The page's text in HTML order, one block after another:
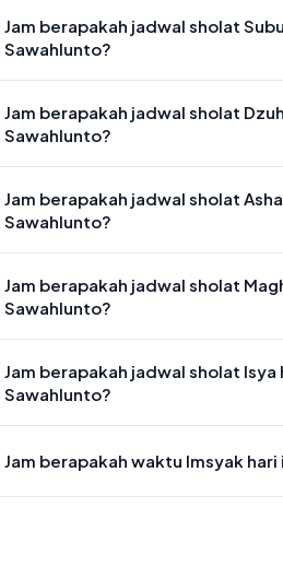
Jam berapakah jadwal sholat
Sawahlunto?
Jam berapakah jadwal sholat
Sawahlunto?
Jam berapakah jadwal sholat
Sawahlunto?
Jam berapakah jadwal sholat
Sawahlunto?
Jam berapakah jadwal sholat Isya
Sawahlunto?
Jam berapakah waktu Imsyak